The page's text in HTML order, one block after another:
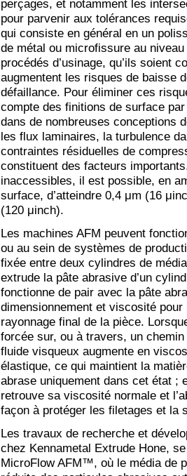
perçages, et notamment les
pour parvenir aux tolérances
qui consiste en général en un
de métal ou microfissure au
procédés d’usinage, qu’ils soient
augmentent les risques de baisse
défaillance. Pour éliminer ces
compte des finitions de surface
dans de nombreuses conceptions
les flux laminaires, la turbulence
contraintes résiduelles de
constituent des facteurs
inaccessibles, il est possible, en
surface, d’atteindre 0,4 μm (16
(120 μinch).
Les machines AFM peuvent
ou au sein de systèmes de
fixée entre deux cylindres de
extrude la pâte abrasive d’un
fonctionne de pair avec la pâte
dimensionnement et viscosité
rayonnage final de la pièce.
forcée sur, ou à travers, un
fluide visqueux augmente en
élastique, ce qui maintient la
abrase uniquement dans cet état ;
retrouve sa viscosité normale et
façon à protéger les filetages et la
Les travaux de recherche et
chez Kennametal Extrude Hone,
MicroFlow AFM™, où le média de